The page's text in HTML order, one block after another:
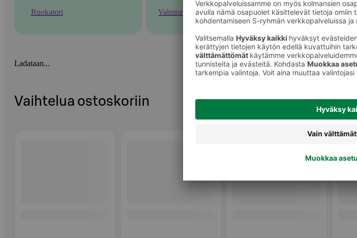
Ruokatori Valmisruoka Muu tuore valmisruoka
Ladataan...
Vaihtelua ostoskoriin